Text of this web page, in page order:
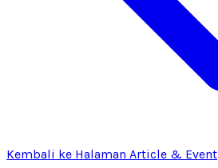
Kembali ke Halaman Article & Event